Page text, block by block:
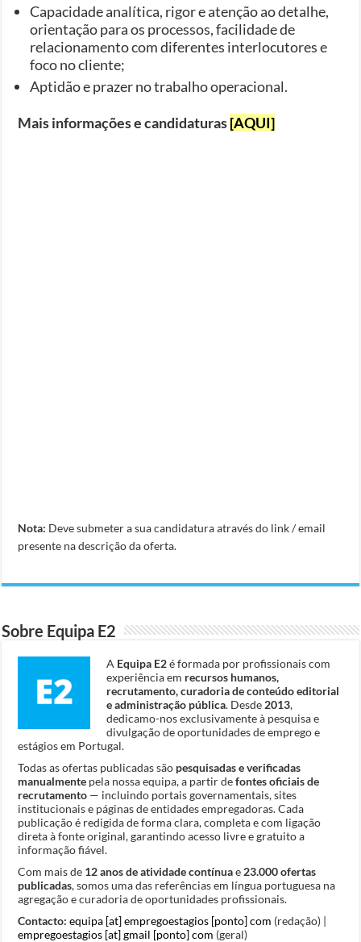
Capacidade analítica, rigor e atenção ao detalhe,
orientação para os processos, facilidade de
relacionamento com diferentes interlocutores e
foco no cliente;
Aptidão e prazer no trabalho operacional.
Mais informações e candidaturas[AQUI]
Nota: Deve submeter a sua candidatura através do link / email
presente na descrição da oferta.
Sobre Equipa E2
A Equipa E2é formada por profissionais com
experiência em recursos humanos,
recrutamento, curadoria de conteúdo editorial
e administração pública. Desde 2013,
dedicamo-nos exclusivamente à pesquisa e
divulgação de oportunidades de emprego e
estágios em Portugal.
Todas as ofertas publicadas são pesquisadas e verificadas
manualmente pela nossa equipa, a partir defontes oficiais de
recrutamento — incluindo portais governamentais, sites
institucionais e páginas de entidades empregadoras. Cada
publicação é redigida de forma clara, completa e com ligação
direta à fonte original, garantindo acesso livre e gratuito a
informação fiável.
Com mais de 12 anos de atividade contínuae 23.000 ofertas
publicadas, somos uma das referências em língua portuguesa na
agregação e curadoria de oportunidades profissionais.
Contacto: equipa [at] empregoestagios [ponto] com (redação) |
empregoestagios [at] gmail [ponto] com (geral)